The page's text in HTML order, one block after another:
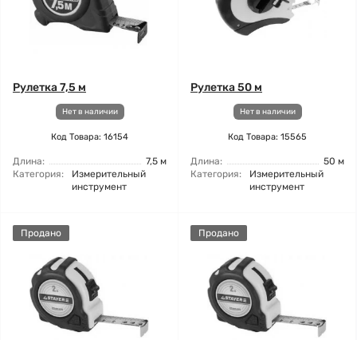
Рулетка 7,5 м
Нет в наличии
Код Товара: 16154
Длина:
7,5 м
Категория:
Измерительный
инструмент
Рулетка 50 м
Нет в наличии
Код Товара: 15565
Длина:
50 м
Категория:
Измерительный
инструмент
Продано Продано